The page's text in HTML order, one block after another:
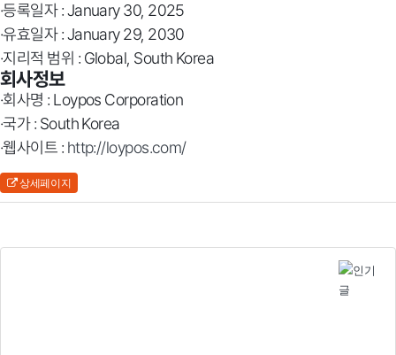
·등록일자 : January 30, 2025
·유효일자 : January 29, 2030
·지리적 범위 : Global, South Korea
회사정보
·회사명 : Loypos Corporation
·국가 : South Korea
·웹사이트 : http://loypos.com/
상세페이지